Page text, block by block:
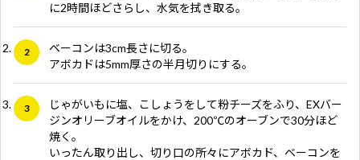
に2時間ほどさらし、水気を拭き取る。
ベーコンは3cm長さに切る。
アボカドは5mm厚さの半月切りにする。
じゃがいもに塩、こしょうをして粉チーズをふり、EXバー
ジンオリーブオイルをかけ、200℃のオーブンで30分ほど
焼く。
いったん取り出し、切り口の所々にアボカド、ベーコンを